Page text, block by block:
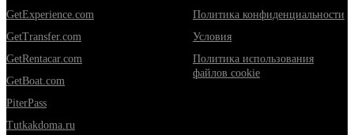
GetExperience.com
GetTransfer.com
GetRentacar.com
GetBoat.com
PiterPass
Tutkakdoma.ru
Политика конфиденциальности
Условия
Политика использования
файлов cookie